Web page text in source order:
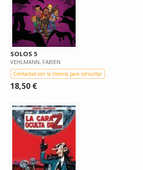
SOLOS 5
VEHLMANN, FABIEN
Contactad con la librería para consultar
18,50 €